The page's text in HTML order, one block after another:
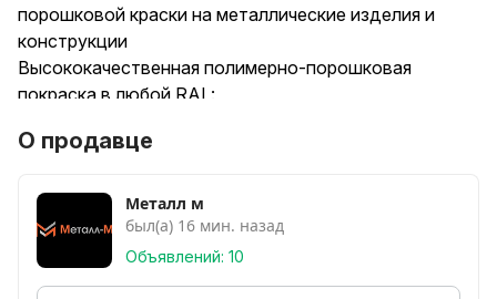
порошковой краски на металлические изделия и
конструкции
Высококачественная полимерно-порошковая
покраска в любой RAL:
скамейки, лофт мебель, профлист, ворота,
Размер печи: длина 3,5 метра, ширина 1,2 метра,
высота 2.2 метра.
Гибкая ценовая политика, индивидуальный подход
для каждого клиента, скидки от объёма.
О продавце
Металл м
был(а) 16 мин. назад
Объявлений: 10